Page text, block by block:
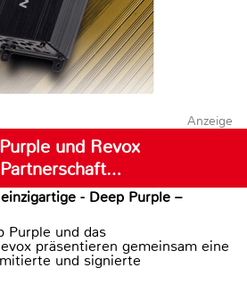
Anzeige
und Revox
- Deep Purple –
Purple und das
präsentieren gemeinsam eine
und signierte